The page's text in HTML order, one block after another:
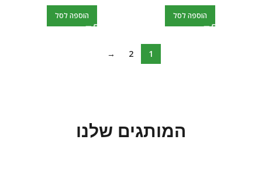
הוספה לסל הוספה לסל
1
2
→
המותגים שלנו